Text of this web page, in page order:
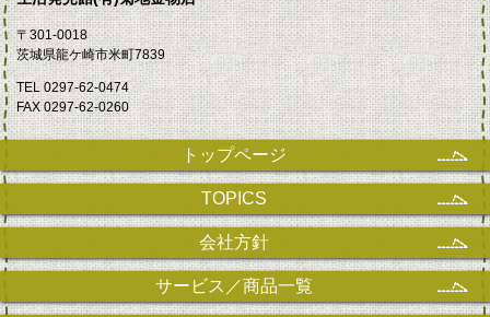
〒301-0018
茨城県龍ケ崎市米町7839
TEL 0297-62-0474
FAX 0297-62-0260
トップページ
TOPICS
会社方針
サービス／商品一覧